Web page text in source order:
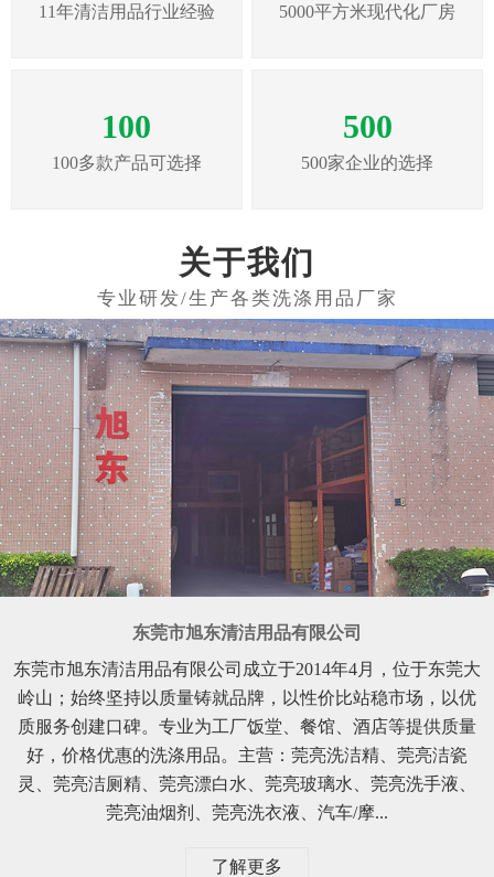
11年清洁用品行业经验 5000平方米现代化厂房
100
100多款产品可选择
500
500家企业的选择
关于我们
东莞市旭东清洁用品有限公司
东莞市旭东清洁用品有限公司成立于2014年4月，位于东莞大
岭山；始终坚持以质量铸就品牌，以性价比站稳市场，以优
质服务创建口碑。专业为工厂饭堂、餐馆、酒店等提供质量
好，价格优惠的洗涤用品。主营：莞亮洗洁精、莞亮洁瓷
灵、莞亮洁厕精、莞亮漂白水、莞亮玻璃水、莞亮洗手液、
莞亮油烟剂、莞亮洗衣液、汽车/摩...
了解更多